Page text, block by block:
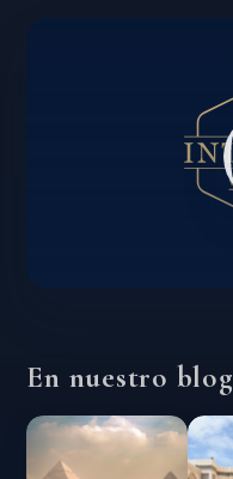
En nuestro blog